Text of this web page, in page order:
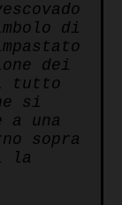
di
dei
tutto
si
a una
sopra
la